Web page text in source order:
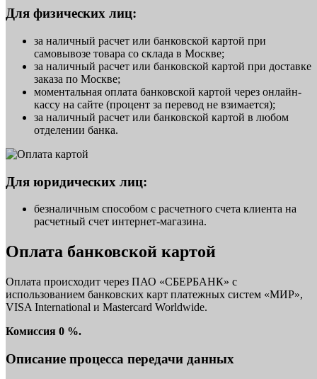
Для физических лиц:
за наличный расчет или банковской картой при
самовывозе товара со склада в Москве;
за наличный расчет или банковской картой при доставке
заказа по Москве;
моментальная оплата банковской картой через онлайн-
кассу на сайте (процент за перевод не взимается);
за наличный расчет или банковской картой в любом
отделении банка.
Для юридических лиц:
безналичным способом с расчетного счета клиента на
расчетный счет интернет-магазина.
Оплата банковской картой
Оплата происходит через ПАО «СБЕРБАНК» с
использованием банковских карт платежных систем «МИР»,
VISA International и Mastercard Worldwide.
Комиссия 0 %.
Описание процесса передачи данных